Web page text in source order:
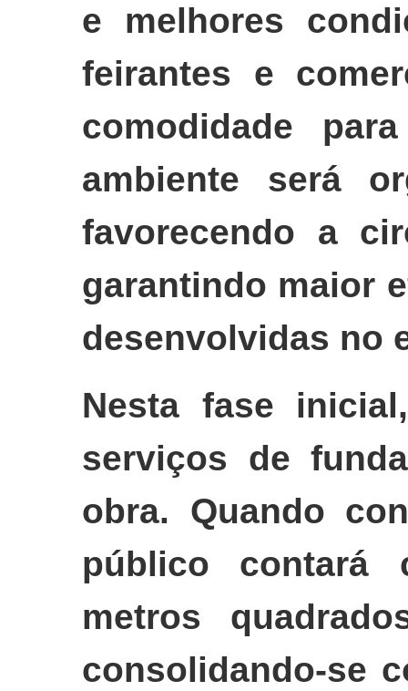
e melhores
feirantes e
comodidade
ambiente será
favorecendo a
garantindo maior
desenvolvidas no
Nesta fase
serviços de
obra. Quando
público
metros
consolidando-se